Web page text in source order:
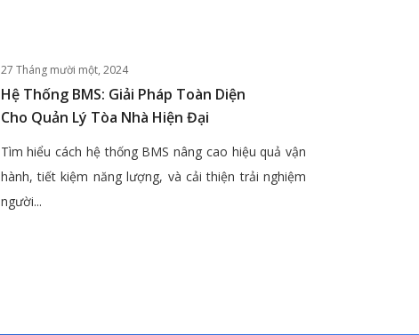
27 Tháng mười một, 2024
Hệ Thống BMS: Giải Pháp Toàn Diện
Cho Quản Lý Tòa Nhà Hiện Đại
Tìm hiểu cách hệ thống BMS nâng cao hiệu quả vận
hành, tiết kiệm năng lượng, và cải thiện trải nghiệm
người...